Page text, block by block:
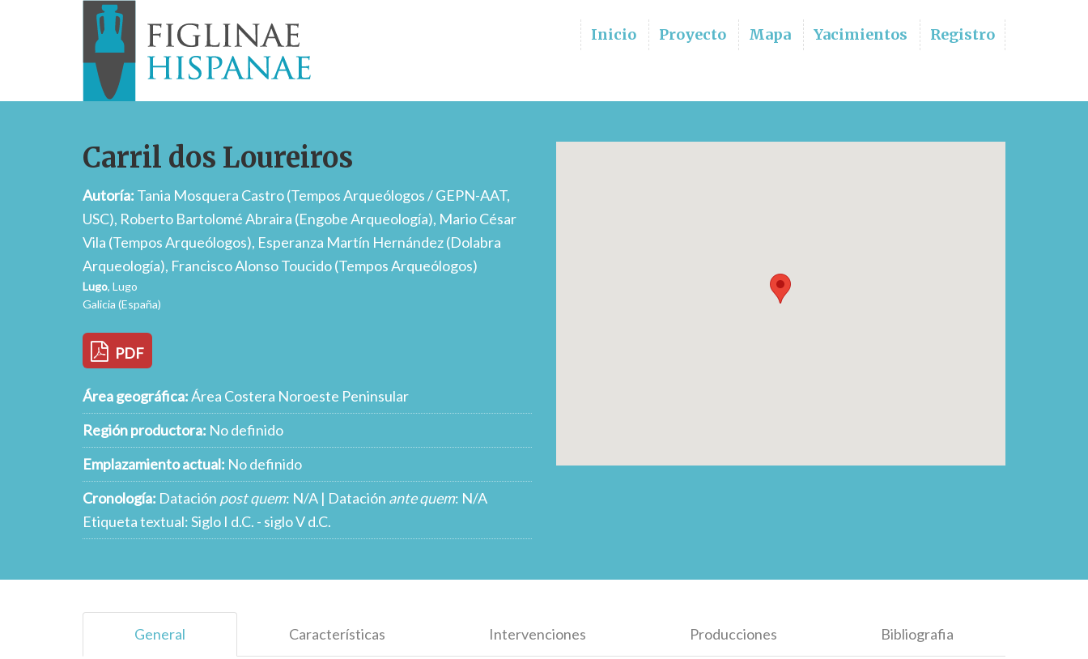
Inicio Proyecto Mapa Yacimientos Registro
Carril dos Loureiros
Autoría: Tania Mosquera Castro (Tempos Arqueólogos / GEPN-AAT,
USC), Roberto Bartolomé Abraira (Engobe Arqueología), Mario César
Vila (Tempos Arqueólogos), Esperanza Martín Hernández (Dolabra
Arqueología), Francisco Alonso Toucido (Tempos Arqueólogos)
Lugo, Lugo
Galicia (España)
PDF
Área geográfica:Área Costera Noroeste Peninsular
Región productora: No definido
Emplazamiento actual: No definido
Cronología: Datación post quem: N/A | Datación ante quem: N/A
Etiqueta textual: Siglo I d.C. - siglo V d.C.
General Características Intervenciones Producciones Bibliografia